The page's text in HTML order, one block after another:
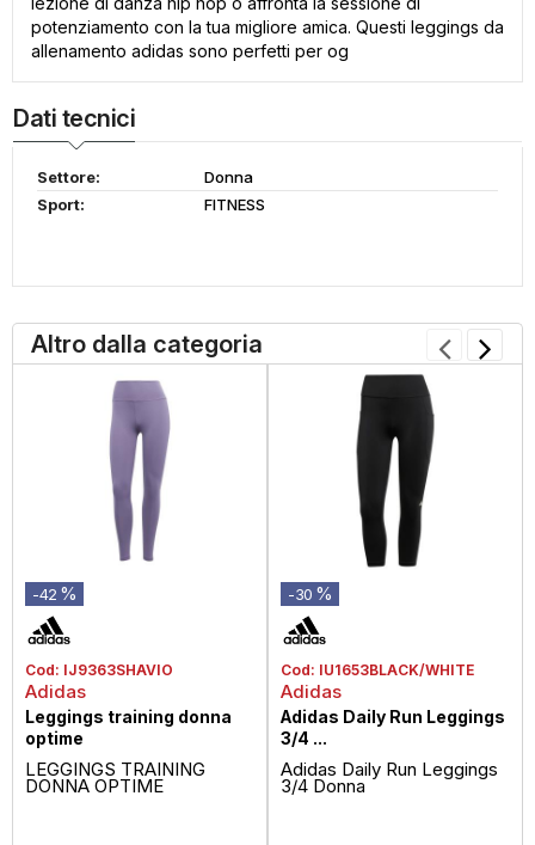
potenziamento con la tua migliore amica. Questi leggings da
allenamento adidas sono perfetti per og
Dati tecnici
Settore:
Donna
Sport:
FITNESS
Altro dalla categoria
-42 %
Cod: IJ9363SHAVIO
Adidas
Leggings training donna
optime
LEGGINGS TRAINING
DONNA OPTIME
-30 %
Cod: IU1653BLACK/WHITE
Adidas
Adidas Daily Run Leggings
3/4 ...
Adidas Daily Run Leggings
3/4 Donna